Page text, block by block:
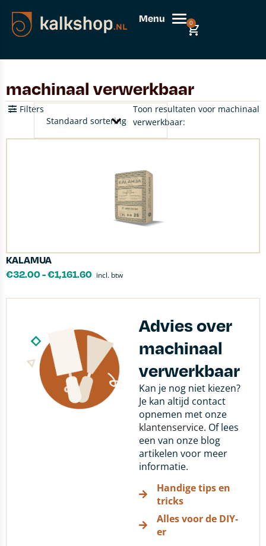
Menu 0
machinaal verwerkbaar
Toon resultaten voor machinaal
verwerkbaar:
Filters
KALAMUA
€32.00-€1,161.60 incl. btw
Advies over
machinaal
verwerkbaar
Kan je nog niet kiezen?
Je kan altijd contact
opnemen met onze
klantenservice. Of lees
een van onze blog
artikelen voor meer
informatie.
Handige tips en
tricks
Alles voor de DIY-
er